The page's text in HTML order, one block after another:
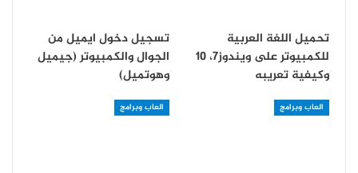
تحميل اللغة العربية
للكمبيوتر على ويندوز7، 10
وكيفية تعريبه
تسجيل دخول ايميل من
الجوال والكمبيوتر (جيميل
وهوتميل)
العاب وبرامج العاب وبرامج